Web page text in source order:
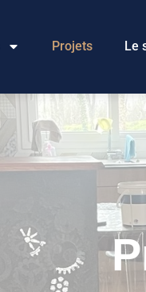
Projets Le